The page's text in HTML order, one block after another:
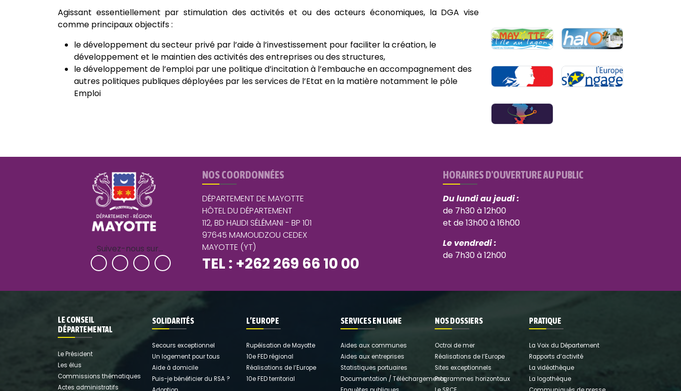
Agissant essentiellement par stimulation des activités et ou des acteurs économiques, la DGA vise
comme principaux objectifs :
le développement du secteur privé par l’aide à l’investissement pour faciliter la création, le
développement et le maintien des activités des entreprises ou des structures,
le développement de l’emploi par une politique d’incitation à l’embauche en accompagnement des
autres politiques publiques déployées par les services de l’Etat en la matière notamment le pôle
Emploi
Suivez-nous sur…
NOS COORDONNÉES
DÉPARTEMENT DE MAYOTTE
HÔTEL DU DÉPARTEMENT
112, BD HALIDI SÉLÉMANI - BP 101
97645 MAMOUDZOU CEDEX
MAYOTTE (YT)
TEL : +262 269 66 10 00
HORAIRES D'OUVERTURE AU PUBLIC
Du lundi au jeudi :
de 7h30 à 12h00
et de 13h00 à 16h00
Le vendredi :
de 7h30 à 12h00
LE CONSEIL
DÉPARTEMENTAL
Le Président
Les élus
Commissions thématiques
Actes administratifs
SOLIDARITÉS
Secours exceptionnel
Un logement pour tous
Aide à domicile
Puis-je bénéficier du RSA ?
L’EUROPE
Rupéïsation de Mayotte
10e FED régional
Réalisations de l’Europe
10e FED territorial
SERVICES EN LIGNE
Aides aux communes
Aides aux entreprises
Statistiques portuaires
Documentation / Téléchargements
NOS DOSSIERS
Octroi de mer
Réalisations de l’Europe
Sites exceptionnels
Programmes horizontaux
PRATIQUE
La Voix du Département
Rapports d’activité
La vidéothèque
La logothèque